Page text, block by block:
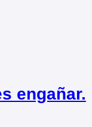
engañar.